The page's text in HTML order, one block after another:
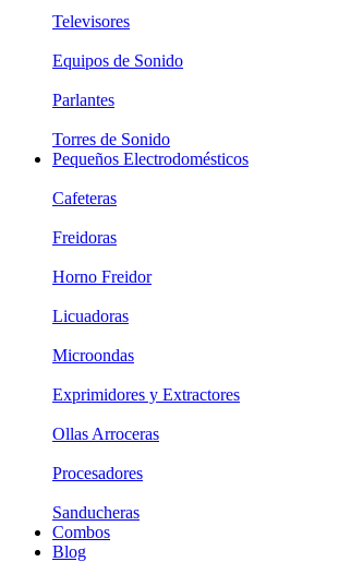
Televisores
Equipos de Sonido
Parlantes
Torres de Sonido
Pequeños Electrodomésticos
Cafeteras
Freidoras
Horno Freidor
Licuadoras
Microondas
Exprimidores y Extractores
Ollas Arroceras
Procesadores
Sanducheras
Combos
Blog